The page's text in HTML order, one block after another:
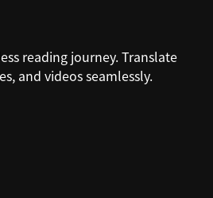
reading journey. Translate
and videos seamlessly.